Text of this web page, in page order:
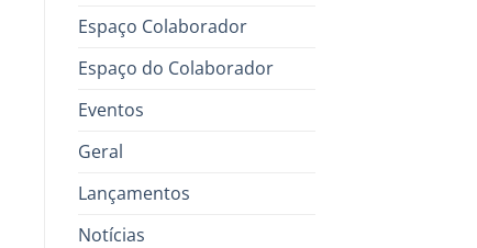
Espaço Colaborador
Espaço do Colaborador
Eventos
Geral
Lançamentos
Notícias